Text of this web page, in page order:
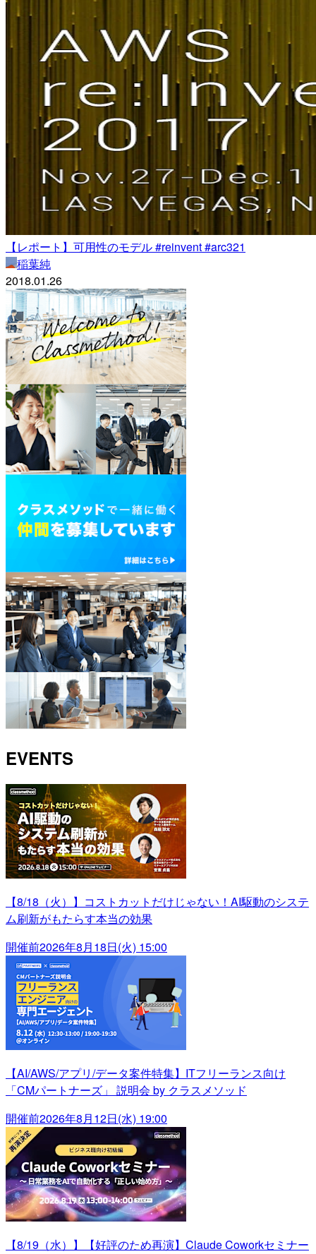
【レポート】可用性のモデル #reinvent #arc321
稲葉純
2018.01.26
EVENTS
【8/18（火）】コストカットだけじゃない！AI駆動のシステ
ム刷新がもたらす本当の効果
開催前2026年8月18日(火) 15:00
【AI/AWS/アプリ/データ案件特集】ITフリーランス向け
「CMパートナーズ」 説明会 by クラスメソッド
開催前2026年8月12日(水) 19:00
【8/19（水）】【好評のため再演】Claude Coworkセミナー